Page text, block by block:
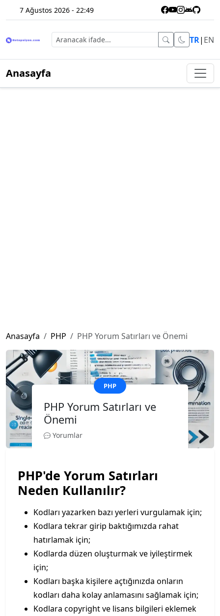
7 Ağustos 2026 - 22:49
TR| EN
Anasayfa
Anasayfa PHP PHP Yorum Satırları ve Önemi
PHP
PHP Yorum Satırları ve
Önemi
Yorumlar
PHP'de Yorum Satırları
Neden Kullanılır?
Kodları yazarken bazı yerleri vurgulamak için;
Kodlara tekrar girip baktığımızda rahat
hatırlamak için;
Kodlarda düzen oluşturmak ve iyileştirmek
için;
Kodları başka kişilere açtığınızda onların
kodları daha kolay anlamasını sağlamak için;
Kodlara copyright ve lisans bilgileri eklemek